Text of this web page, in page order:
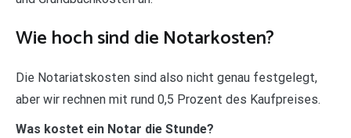
Wie hoch sind die Notarkosten?
Die Notariatskosten sind also nicht genau festgelegt,
aber wir rechnen mit rund 0,5 Prozent des Kaufpreises.
Was kostet ein Notar die Stunde?